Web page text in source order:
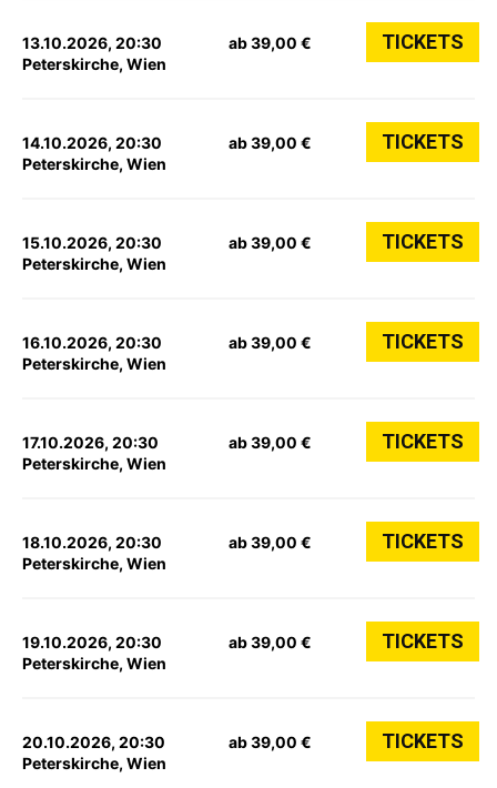
13.10.2026, 20:30
Peterskirche, Wien
ab 39,00 € TICKETS
14.10.2026, 20:30
Peterskirche, Wien
ab 39,00 € TICKETS
15.10.2026, 20:30
Peterskirche, Wien
ab 39,00 € TICKETS
16.10.2026, 20:30
Peterskirche, Wien
ab 39,00 € TICKETS
17.10.2026, 20:30
Peterskirche, Wien
ab 39,00 € TICKETS
18.10.2026, 20:30
Peterskirche, Wien
ab 39,00 € TICKETS
19.10.2026, 20:30
Peterskirche, Wien
ab 39,00 € TICKETS
20.10.2026, 20:30
Peterskirche, Wien
ab 39,00 € TICKETS